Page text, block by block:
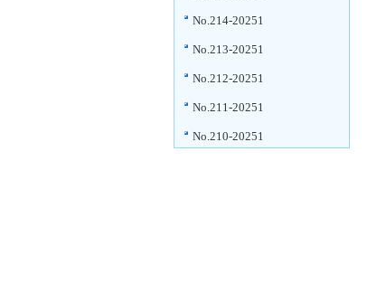
No.214-20251
No.213-20251
No.212-20251
No.211-20251
No.210-20251